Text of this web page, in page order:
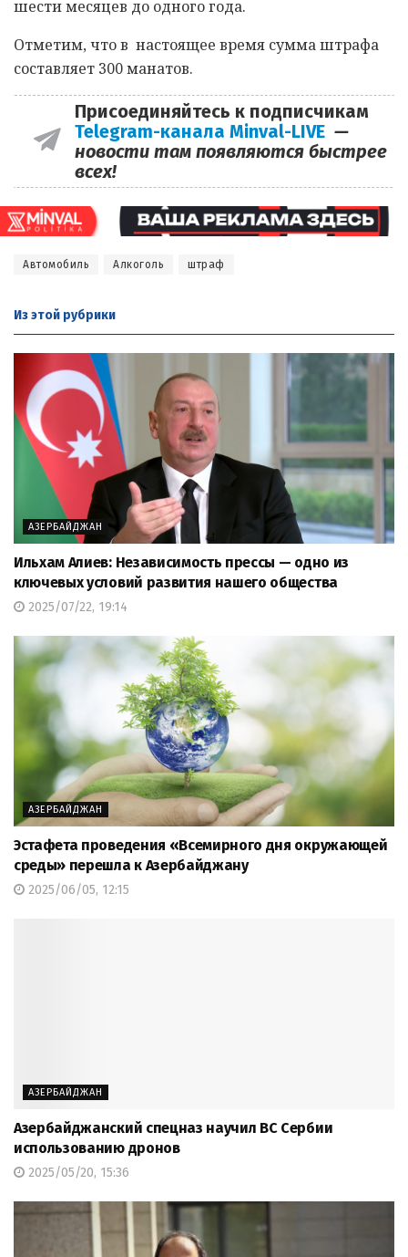
шести месяцев до одного года.
Отметим, что в настоящее время сумма штрафа
составляет 300 манатов.
Присоединяйтесь к подписчикам
Telegram-канала Minval-LIVE —
новости там появляются быстрее
всех!
Автомобиль Алкоголь штраф
Из этой рубрики
АЗЕРБАЙДЖАН
Ильхам Алиев: Независимость прессы — одно из
ключевых условий развития нашего общества
2025/07/22, 19:14
АЗЕРБАЙДЖАН
Эстафета проведения «Всемирного дня окружающей
среды» перешла к Азербайджану
2025/06/05, 12:15
АЗЕРБАЙДЖАН
Азербайджанский спецназ научил ВС Сербии
использованию дронов
2025/05/20, 15:36